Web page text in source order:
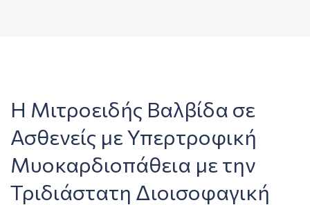
Η Μιτροειδής Βαλβίδα σε
Ασθενείς με Υπερτροφική
Μυοκαρδιοπάθεια με την
Τριδιάστατη Διοισοφαγική